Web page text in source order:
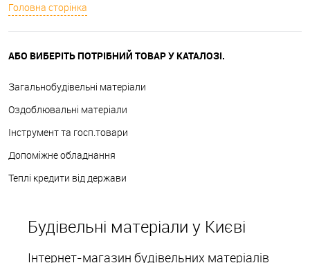
Головна сторінка
АБО ВИБЕРІТЬ ПОТРІБНИЙ ТОВАР У КАТАЛОЗІ.
Загальнобудівельні матеріали
Оздоблювальні матеріали
Інструмент та госп.товари
Допоміжне обладнання
Теплі кредити від держави
Будівельні матеріали у Києві
Інтернет-магазин будівельних матеріалів